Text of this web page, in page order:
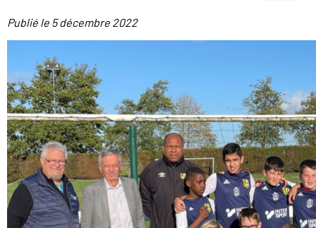
Publié le 5 décembre 2022